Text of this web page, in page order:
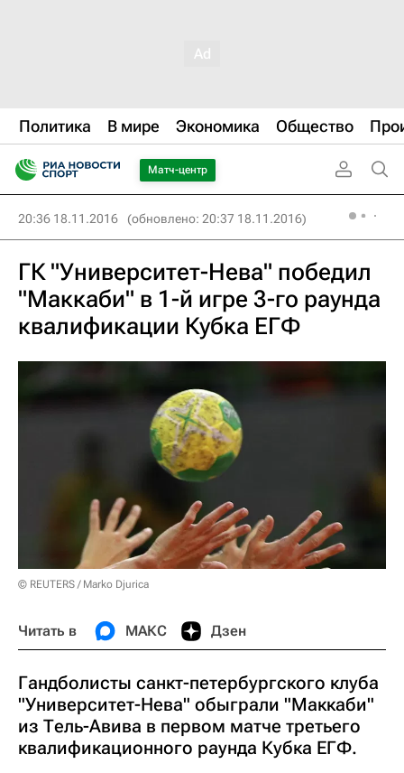
Политика В мире Экономика Общество
Матч-центр
20:36 18.11.2016 (обновлено: 20:37 18.11.2016)
ГК "Университет-Нева" победил
"Маккаби" в 1-й игре 3-го раунда
квалификации Кубка ЕГФ
© REUTERS / Marko Djurica
Читать в МАКС Дзен
Гандболисты санкт-петербургского клуба
"Университет-Нева" обыграли "Маккаби"
из Тель-Авива в первом матче третьего
квалификационного раунда Кубка ЕГФ.